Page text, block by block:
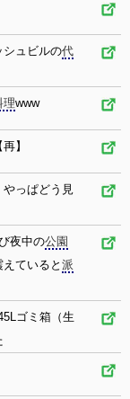
シュビルの代
理www
】
やっぱどう見
夜中の公園
ていると 派
ゴミ箱（生